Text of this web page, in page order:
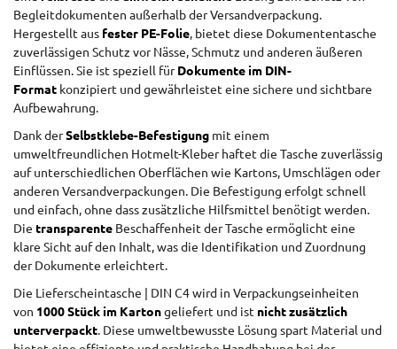
Begleitdokumenten außerhalb der Versandverpackung.
Hergestellt aus fester PE-Folie, bietet diese Dokumententasche
zuverlässigen Schutz vor Nässe, Schmutz und anderen äußeren
Einflüssen. Sie ist speziell fürDokumente im DIN-
Format konzipiert und gewährleistet eine sichere und sichtbare
Aufbewahrung.
Dank derSelbstklebe-Befestigung mit einem
umweltfreundlichen Hotmelt-Kleber haftet die Tasche zuverlässig
auf unterschiedlichen Oberflächen wie Kartons, Umschlägen oder
anderen Versandverpackungen. Die Befestigung erfolgt schnell
und einfach, ohne dass zusätzliche Hilfsmittel benötigt werden.
Die transparente Beschaffenheit der Tasche ermöglicht eine
klare Sicht auf den Inhalt, was die Identifikation und Zuordnung
der Dokumente erleichtert.
Die Lieferscheintasche | DIN C4 wird in Verpackungseinheiten
von 1000 Stück im Kartongeliefert und ist nicht zusätzlich
unterverpackt. Diese umweltbewusste Lösung spart Material und